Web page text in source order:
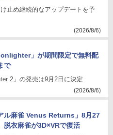
止め継続的なアップデートを予
(2026/8/6)
」が期間限定で無料配
で
2」の発売は9月2日に決定
(2026/8/6)
ル麻雀 Venus Returns」8月27
脱衣麻雀が3D×VRで復活